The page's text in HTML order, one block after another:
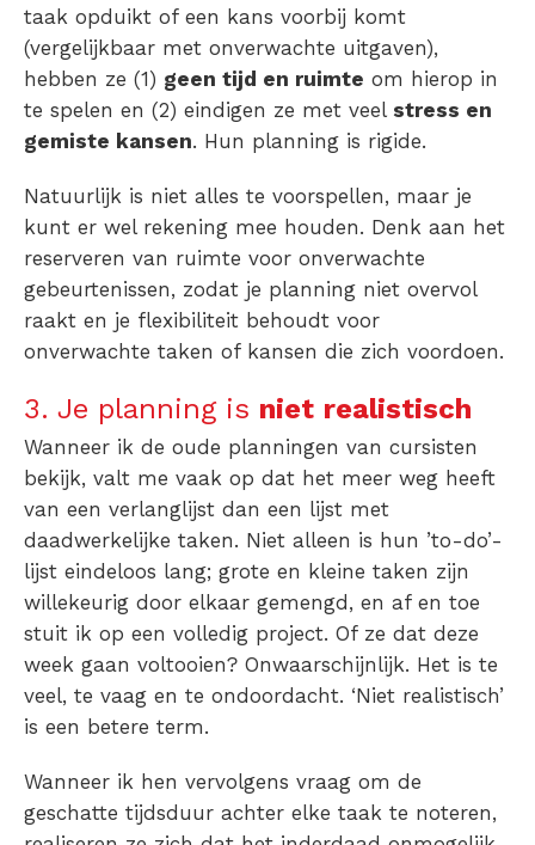
taak opduikt of een kans voorbij komt
(vergelijkbaar met onverwachte uitgaven),
hebben ze (1) geen tijd en ruimte om hierop in
te spelen en (2) eindigen ze met veel stress en
gemiste kansen. Hun planning is rigide.
Natuurlijk is niet alles te voorspellen, maar je
kunt er wel rekening mee houden. Denk aan het
reserveren van ruimte voor onverwachte
gebeurtenissen, zodat je planning niet overvol
raakt en je flexibiliteit behoudt voor
onverwachte taken of kansen die zich voordoen.
3. Je planning is niet realistisch
Wanneer ik de oude planningen van cursisten
bekijk, valt me vaak op dat het meer weg heeft
van een verlanglijst dan een lijst met
daadwerkelijke taken. Niet alleen is hun ’to-do’-
lijst eindeloos lang; grote en kleine taken zijn
willekeurig door elkaar gemengd, en af en toe
stuit ik op een volledig project. Of ze dat deze
week gaan voltooien? Onwaarschijnlijk. Het is te
veel, te vaag en te ondoordacht. ‘Niet realistisch’
is een betere term.
Wanneer ik hen vervolgens vraag om de
geschatte tijdsduur achter elke taak te noteren,